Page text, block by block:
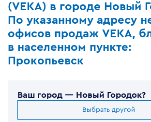
(VEKA) в городе Новый
По указанному адресу
офисов продаж VEKA,
в населенном пункте:
Прокопьевск
Ваш город — Новый Городок?
Выбрать другой